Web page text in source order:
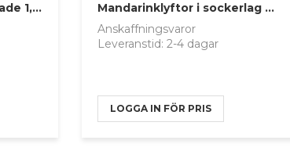
Frys Kycklingspett Grillade 1,5kg Guldfågeln
Mandarinklyftor i sockerlag 312/175g Eldorado
Anskaffningsvaror
Leveranstid: 2-4 dagar
LOGGA IN FÖR PRIS